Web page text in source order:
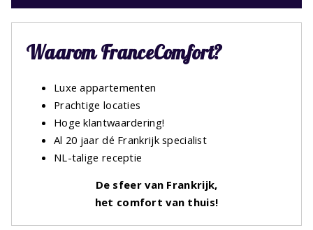
Waarom FranceComfort?
Luxe appartementen
Prachtige locaties
Hoge klantwaardering!
Al 20 jaar dé Frankrijk specialist
NL-talige receptie
De sfeer van Frankrijk,
het comfort van thuis!